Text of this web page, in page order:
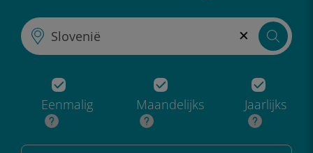
×
Eenmalig Maandelijks Jaarlijks